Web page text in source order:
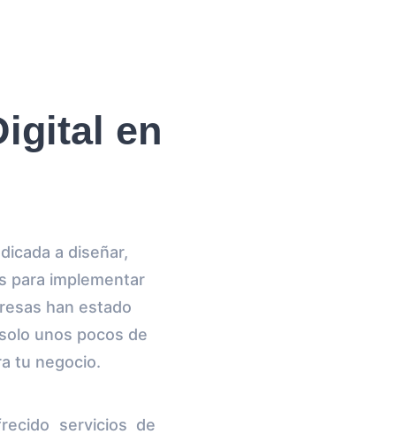
en
a diseñar,
para implementar
han estado
unos pocos de
tu negocio.
servicios de